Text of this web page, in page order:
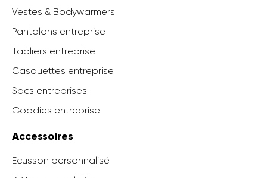
Vestes & Bodywarmers
Pantalons entreprise
Tabliers entreprise
Casquettes entreprise
Sacs entreprises
Goodies entreprise
Accessoires
Ecusson personnalisé